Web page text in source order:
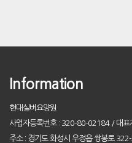
Information
현대실버요양원
사업자등록번호 : 320-80-02184 / 대표
주소 : 경기도 화성시 우정읍 쌍봉로